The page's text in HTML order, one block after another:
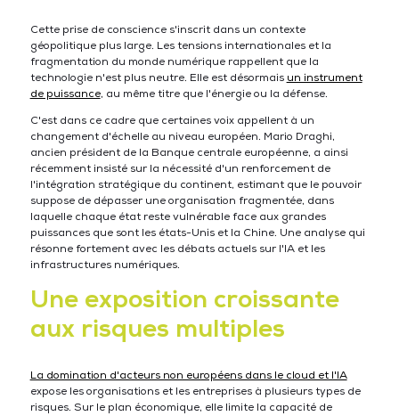
Cette prise de conscience s'inscrit dans un contexte
géopolitique plus large. Les tensions internationales et la
fragmentation du monde numérique rappellent que la
technologie n'est plus neutre. Elle est désormais un instrument
de puissance, au même titre que l'énergie ou la défense.
C'est dans ce cadre que certaines voix appellent à un
changement d'échelle au niveau européen. Mario Draghi,
ancien président de la Banque centrale européenne, a ainsi
récemment insisté sur la nécessité d'un renforcement de
l'intégration stratégique du continent, estimant que le pouvoir
suppose de dépasser une organisation fragmentée, dans
laquelle chaque état reste vulnérable face aux grandes
puissances que sont les états-Unis et la Chine. Une analyse qui
résonne fortement avec les débats actuels sur l'IA et les
infrastructures numériques.
Une exposition croissante
aux risques multiples
La domination d'acteurs non européens dans le cloud et l'IA
expose les organisations et les entreprises à plusieurs types de
risques. Sur le plan économique, elle limite la capacité de